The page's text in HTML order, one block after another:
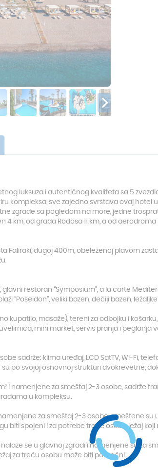
luksuza i autentičnog kvaliteta sa 5
kompleksa, sve zajedno svrstava ovaj hotel
zgrade sa pogledom na more, jedne
4 km, od grada Rodosa 11 km, a od aerodroma
Faliraki, dugoj 400m, obeleženoj plavom
restoran “Symposium”, a la carte
“Poseidon”, veliki bazen, dečiji bazen,
kupatilo, masaže), tereni za odbojku i
mini market, servis pranja i peglanja
sadrže: klima uređaj, LCD SatTV, Wi-Fi,
su po svojoj osnovnoj strukturi dvokrevetne,
i namenjene za smeštaj 2-3 osobe, sadrže
u kompleksu.
za smeštaj 2-3 osobe,smeštene su
biti spojeni i za potrebe treće osobe ležaj
nalaze se u glavnoj zgradi i namenjene su za
za treću osobu može biti pomoćni.